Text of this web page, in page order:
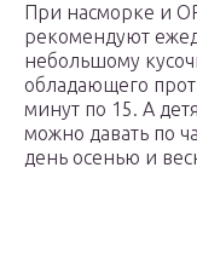
При насморке и
рекомендуют
небольшому
обладающего
минут по 15. А
можно давать по
день осенью и